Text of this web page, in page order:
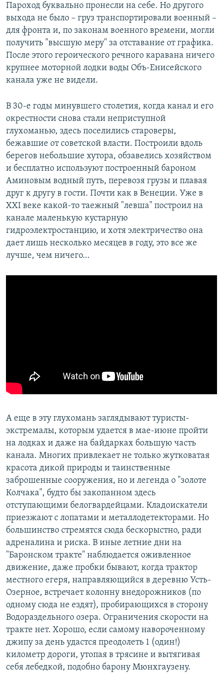
Пароход буквально пронесли на себе. Но другого
выхода не было – груз транспортировали военный –
для фронта и, по законам военного времени, могли
получить "высшую меру" за отставание от графика.
После этого героического речного каравана ничего
крупнее моторной лодки воды Объ-Енисейского
канала уже не видели.
В 30-е годы минувшего столетия, когда канал и его
окрестности снова стали неприступной
глухоманью, здесь поселились староверы,
бежавшие от советской власти. Построили вдоль
берегов небольшие хутора, обзавелись хозяйством
и бесплатно используют построенный бароном
Аминовым водный путь, перевозя грузы и плавая
друг к другу в гости. Почти как в Венеции. Уже в
XXI веке какой-то таежный "левша" построил на
канале маленькую кустарную
гидроэлектростанцию, и хотя электричество она
дает лишь несколько месяцев в году, это все же
лучше, чем ничего…
А еще в эту глухомань заглядывают туристы-
экстремалы, которым удается в мае-июне пройти
на лодках и даже на байдарках большую часть
канала. Многих привлекает не только жутковатая
красота дикой природы и таинственные
заброшенные сооружения, но и легенда о "золоте
Колчака", будто бы закопанном здесь
отступающими белогвардейцами. Кладоискатели
приезжают с лопатами и металлодетекторами. Но
большинство стремятся сюда бескорыстно, ради
адреналина и риска. В иные летние дни на
"Баронском тракте" наблюдается оживленное
движение, даже пробки бывают, когда трактор
местного егеря, направляющийся в деревню Усть-
Озерное, встречает колонну внедорожников (по
одному сюда не ездят), пробирающихся в сторону
Водораздельного озера. Ограничения скорости на
тракте нет. Хорошо, если самому навороченному
джипу за день удастся преодолеть 1 (один!)
километр дороги, утопая в трясине и вытягивая
себя лебедкой, подобно барону Мюнхгаузену.